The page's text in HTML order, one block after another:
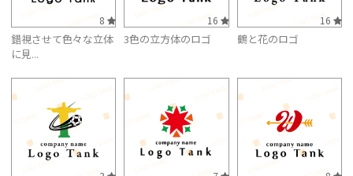
8
錯視させて色々な立体
に見...
16
3色の立方体のロゴ
16
鶴と花のロゴ